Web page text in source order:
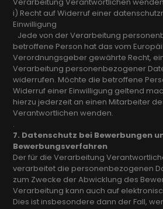
i) Recht auf Widerruf einer
Einwilligung
Jede von der Verarbeitung
betroffene Person hat das vom
Verordnungsgeber gewährte Recht,
Verarbeitung personenbezogener
widerrufen. Möchte die betroffene
Widerruf einer Einwilligung geltend
hierzu jederzeit an einen Mitarbeiter
Verantwortlichen wenden.
.
7. Datenschutz bei Bewerbungen
Bewerbungsverfahren
Der für die Verarbeitung
verarbeitet die personenbezogenen
zum Zwecke der Abwicklung des
Verarbeitung kann auch auf
Dies ist insbesondere dann der Fall,